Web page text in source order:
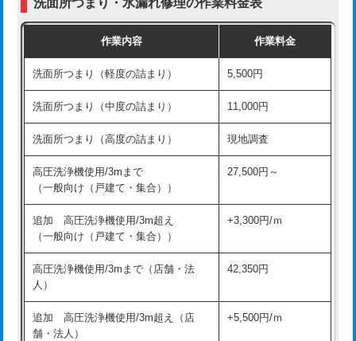
モルタル補修（厚さ10㎝まで） 27,500円
モルタル補修（厚さ10㎝超え） 38,500円
洗面台設置 38,500円
バスタブ設置 現場見積
追加人工 16,500円
廃棄・処分 現場見積
※給水管工事は20mmまでの価格です。
交換・取付（その他部品） 11,000円+材料費
持込商品取付（単水栓） 13,200円
持込商品取付（混合水栓） 16,500円
持込商品取付（浄水器・分岐水栓） 16,500円
給水管工事※（ホール加工) 16,500円
給水管工事※（バンド止め)
給水管工事※（支持金具設置) 5,500円
給水管工事※（保温材使用（バンド止
め込み）)
5,500円
給水管工事※（土の掘削・埋め戻し作
業)
11,000円
作業内容 作業料金
洗面所つまり（軽度の詰まり） 5,500円
洗面所つまり（中度の詰まり） 11,000円
洗面所つまり（高度の詰まり） 現地調査
高圧洗浄機使用/3mまで
（一般向け（戸建て・集合））
27,500円～
追加 高圧洗浄機使用/3m超え
（一般向け（戸建て・集合））
+3,300円/ｍ
高圧洗浄機使用/3mまで（店舗・法
人）
42,350円
追加 高圧洗浄機使用/3m超え（店
舗・法人）
+5,500円/ｍ